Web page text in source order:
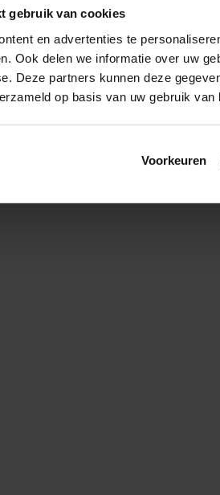
gebruik van cookies
en advertenties te
Ook delen we informatie over uw
Deze partners kunnen deze
op basis van uw gebruik van
Voorkeuren